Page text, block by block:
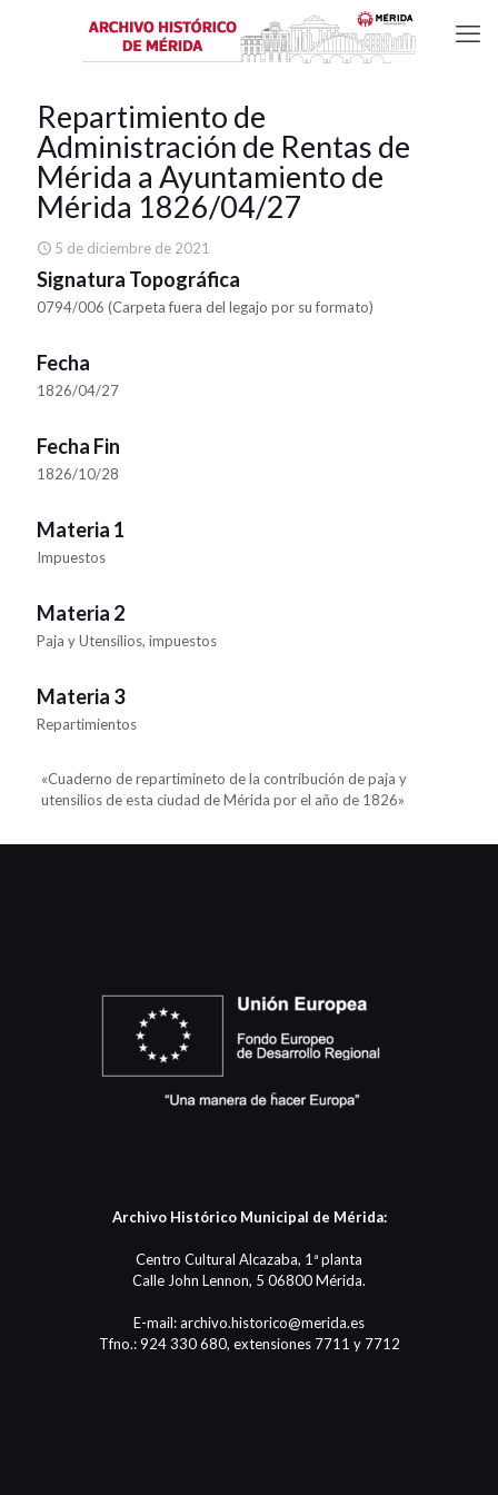
Repartimiento de
Administración de Rentas de
Mérida a Ayuntamiento de
Mérida 1826/04/27
5 de diciembre de 2021
Signatura Topográfica
0794/006 (Carpeta fuera del legajo por su formato)
Fecha
1826/04/27
Fecha Fin
1826/10/28
Materia 1
Impuestos
Materia 2
Paja y Utensilios, impuestos
Materia 3
Repartimientos
«Cuaderno de repartimineto de la contribución de paja y
utensilios de esta ciudad de Mérida por el año de 1826»
Archivo Histórico Municipal de Mérida:
Centro Cultural Alcazaba, 1ª planta
Calle John Lennon, 5 06800 Mérida.
E-mail: archivo.historico@merida.es
Tfno.: 924 330 680, extensiones 7711 y 7712